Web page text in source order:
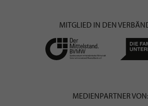
MITGLIED IN DEN
MEDIENPARTNER VON: